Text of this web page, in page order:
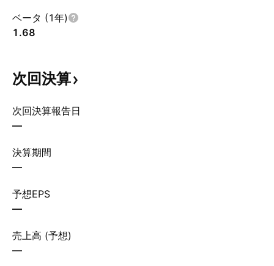
ベータ (1年)
1.68
次回決算
次回決算報告日
—
決算期間
—
予想EPS
—
売上高 (予想)
—